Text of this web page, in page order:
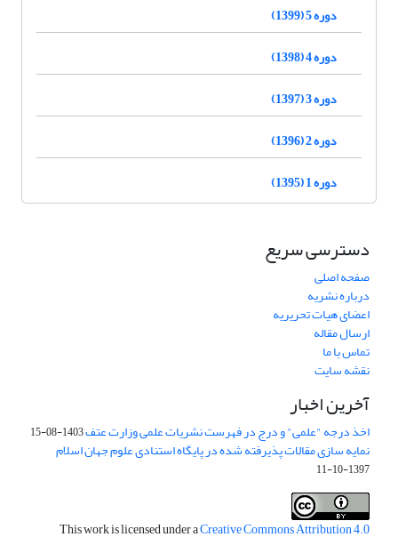
دوره 5 (1399)
دوره 4 (1398)
دوره 3 (1397)
دوره 2 (1396)
دوره 1 (1395)
دسترسی سریع
صفحه اصلی
درباره نشریه
اعضای هیات تحریریه
ارسال مقاله
تماس با ما
نقشه سایت
آخرین اخبار
اخذ درجه "علمی" و درج در فهرست نشریات علمی وزارت عتف1403-08-15
نمایه سازی مقالات پذیرفته شده در پایگاه استنادی علوم جهان اسلام
1397-10-11
This work is licensed under aCreative Commons Attribution 4.0